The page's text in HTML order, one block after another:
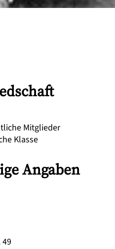
Mitglieder
Klasse
Angaben